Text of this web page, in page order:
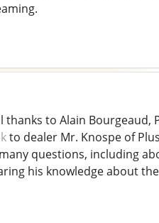
thanks to Alain
to dealer Mr. Knospe of
questions, including
his knowledge about